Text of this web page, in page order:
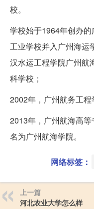
校。
学校始于1964年创办
工业学校并入广州海运
汉水运工程学院广州航
科学校；
2002年，广州航务工程
2013年，广州航海高
名为广州航海学院。
网络标签：
上一篇
河北农业大学怎么样